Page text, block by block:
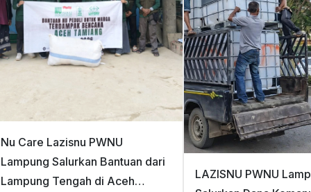
Nu Care Lazisnu PWNU
Lampung Salurkan Bantuan dari
Lampung Tengah di Aceh
LAZISNU PWNU